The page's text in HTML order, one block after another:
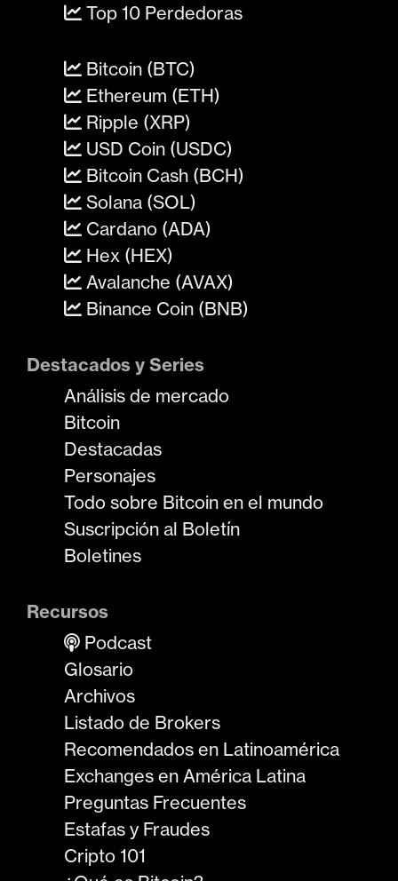
Top 10 Perdedoras
Bitcoin (BTC)
Ethereum (ETH)
Ripple (XRP)
USD Coin (USDC)
Bitcoin Cash (BCH)
Solana (SOL)
Cardano (ADA)
Hex (HEX)
Avalanche (AVAX)
Binance Coin (BNB)
Destacados y Series
Análisis de mercado
Bitcoin
Destacadas
Personajes
Todo sobre Bitcoin en el mundo
Suscripción al Boletín
Boletines
Recursos
Podcast
Glosario
Archivos
Listado de Brokers
Recomendados en Latinoamérica
Exchanges en América Latina
Preguntas Frecuentes
Estafas y Fraudes
Cripto 101